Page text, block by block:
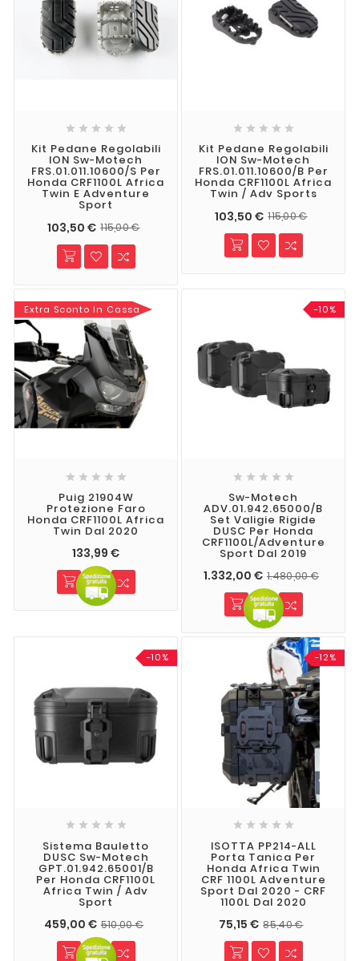
    
Kit Pedane Regolabili
ION Sw-Motech
FRS.01.011.10600/S Per
Honda CRF1100L Africa
Twin E Adventure
Sport
103,50 € 115,00 €
    
Kit Pedane Regolabili
ION Sw-Motech
FRS.01.011.10600/B Per
Honda CRF1100L Africa
Twin / Adv Sports
103,50 € 115,00 €
Extra Sconto In Cassa
    
Puig 21904W
Protezione Faro
Honda CRF1100L Africa
Twin Dal 2020
133,99 €
-10%
    
Sw-Motech
ADV.01.942.65000/B
Set Valigie Rigide
DUSC Per Honda
CRF1100L/Adventure
Sport Dal 2019
1.332,00 € 1.480,00 €
-10%
    
Sistema Bauletto
DUSC Sw-Motech
GPT.01.942.65001/B
Per Honda CRF1100L
Africa Twin / Adv
Sport
459,00 € 510,00 €
-12%
    
ISOTTA PP214-ALL
Porta Tanica Per
Honda Africa Twin
CRF 1100L Adventure
Sport Dal 2020 - CRF
1100L Dal 2020
75,15 € 85,40 €